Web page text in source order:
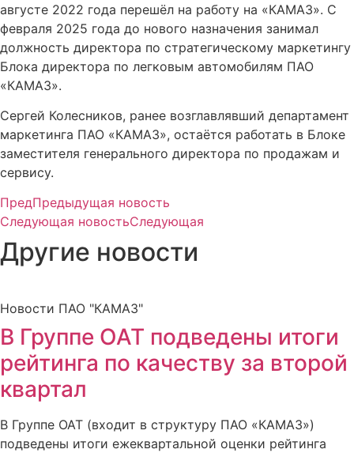
августе 2022 года перешёл на работу на «КАМАЗ». С
февраля 2025 года до нового назначения занимал
должность директора по стратегическому маркетингу
Блока директора по легковым автомобилям ПАО
«КАМАЗ».
Сергей Колесников, ранее возглавлявший департамент
маркетинга ПАО «КАМАЗ», остаётся работать в Блоке
заместителя генерального директора по продажам и
сервису.
ПредПредыдущая новость
Следующая новостьСледующая
Другие новости
Новости ПАО "КАМАЗ"
В Группе ОАТ подведены итоги
рейтинга по качеству за второй
квартал
В Группе ОАТ (входит в структуру ПАО «КАМАЗ»)
подведены итоги ежеквартальной оценки рейтинга